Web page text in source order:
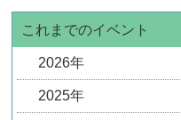
これまでのイベント
2026年
2025年